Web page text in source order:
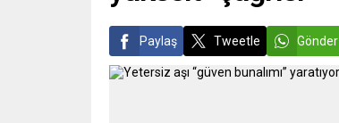
Paylaş Tweetle Gönder